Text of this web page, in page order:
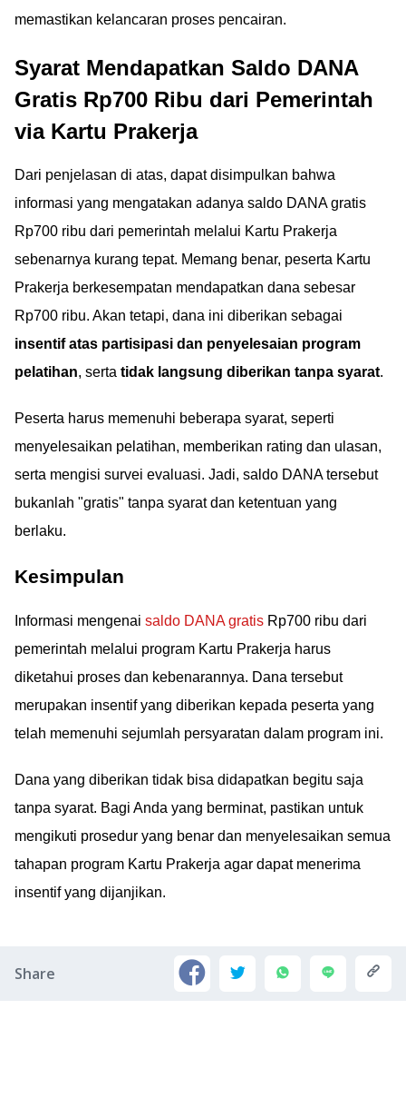
memastikan kelancaran proses pencairan.
Syarat Mendapatkan Saldo DANA
Gratis Rp700 Ribu dari Pemerintah
via Kartu Prakerja
Dari penjelasan di atas, dapat disimpulkan bahwa
informasi yang mengatakan adanya saldo DANA gratis
Rp700 ribu dari pemerintah melalui Kartu Prakerja
sebenarnya kurang tepat. Memang benar, peserta Kartu
Prakerja berkesempatan mendapatkan dana sebesar
Rp700 ribu. Akan tetapi, dana ini diberikan sebagai
insentif atas partisipasi dan penyelesaian program
pelatihan, serta tidak langsung diberikan tanpa syarat.
Peserta harus memenuhi beberapa syarat, seperti
menyelesaikan pelatihan, memberikan rating dan ulasan,
serta mengisi survei evaluasi. Jadi, saldo DANA tersebut
bukanlah "gratis" tanpa syarat dan ketentuan yang
berlaku.
Kesimpulan
Informasi mengenai saldo DANA gratis Rp700 ribu dari
pemerintah melalui program Kartu Prakerja harus
diketahui proses dan kebenarannya. Dana tersebut
merupakan insentif yang diberikan kepada peserta yang
telah memenuhi sejumlah persyaratan dalam program ini.
Dana yang diberikan tidak bisa didapatkan begitu saja
tanpa syarat. Bagi Anda yang berminat, pastikan untuk
mengikuti prosedur yang benar dan menyelesaikan semua
tahapan program Kartu Prakerja agar dapat menerima
insentif yang dijanjikan.
Share